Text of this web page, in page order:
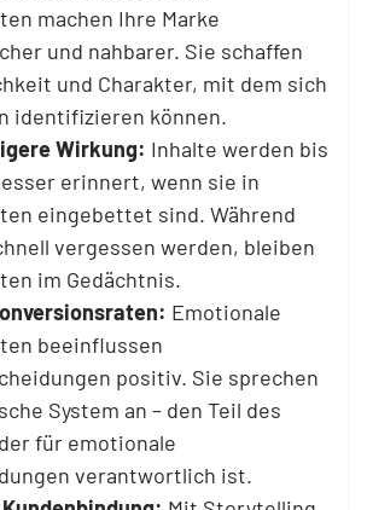
machen Ihre Marke
und nahbarer. Sie schaffen
und Charakter, mit dem sich
identifizieren können.
Wirkung: Inhalte werden bis
erinnert, wenn sie in
eingebettet sind. Während
vergessen werden, bleiben
im Gedächtnis.
Emotionale
beeinflussen
positiv. Sie sprechen
System an – den Teil des
für emotionale
verantwortlich ist.